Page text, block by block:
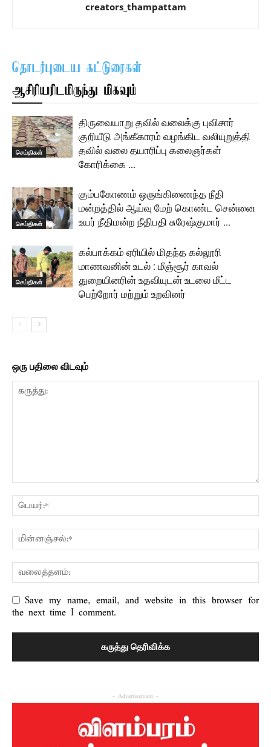
creators_thampattam
தொடர்புடைய கட்டுரைகள்
ஆசிரியரிடமிருந்து மிகவும்
செய்திகள்
திருவையாறு தவில் வலைக்கு புவிசார்
குறியீடு அங்கீகாரம் வழங்கிட வலியுறுத்தி
தவில் வலை தயாரிப்பு கலைஞர்கள்
கோரிக்கை …
செய்திகள்
கும்பகோணம் ஒருங்கிணைந்த நீதி
மன்றத்தில் ஆய்வு மேற் கொண்ட சென்னை
உயர் நீதிமன்ற நீதிபதி சுரேஷ்குமார் …
செய்திகள்
கல்பாக்கம் ஏரியில் மிதந்த கல்லூரி
மாணவனின் உடல் : மீஞ்சூர் காவல்
துறையினரின் உதவியுடன் உடலை மீட்ட
பெற்றோர் மற்றும் உறவினர்
ஒரு பதிலை விடவும்
Save my name, email, and website in this browser for
the next time I comment.
- Advertisement -